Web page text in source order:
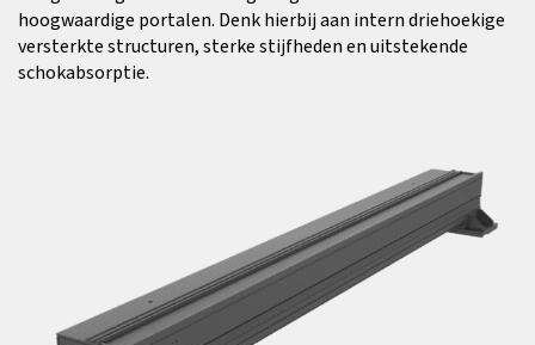
hoogwaardige portalen. Denk hierbij aan intern driehoekige
versterkte structuren, sterke stijfheden en uitstekende
schokabsorptie.